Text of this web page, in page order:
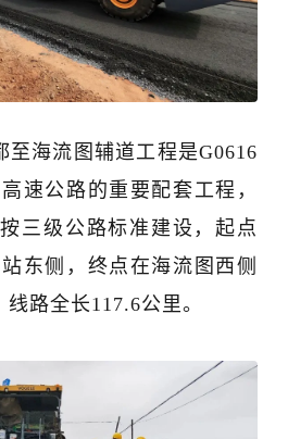
至海流图辅道工程是G0616
速公路的重要配套工程，
三级公路标准建设，起点
东侧，终点在海流图西侧
路全长117.6公里。